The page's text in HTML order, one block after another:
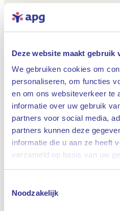
Deze website maakt gebruik
We gebruiken cookies om
personaliseren, om functies
en om ons websiteverkeer te
informatie over uw gebruik
partners voor social media,
partners kunnen deze
informatie die u aan ze heeft
verzameld op basis van uw
Noodzakelijk